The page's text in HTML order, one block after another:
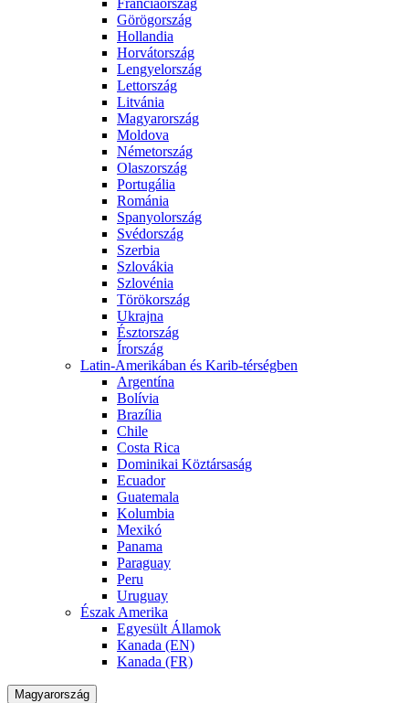
Franciaország
Görögország
Hollandia
Horvátország
Lengyelország
Lettország
Litvánia
Magyarország
Moldova
Németország
Olaszország
Portugália
Románia
Spanyolország
Svédország
Szerbia
Szlovákia
Szlovénia
Törökország
Ukrajna
Észtország
Írország
Latin-Amerikában és Karib-térségben
Argentína
Bolívia
Brazília
Chile
Costa Rica
Dominikai Köztársaság
Ecuador
Guatemala
Kolumbia
Mexikó
Panama
Paraguay
Peru
Uruguay
Észak Amerika
Egyesült Államok
Kanada (EN)
Kanada (FR)
Magyarország